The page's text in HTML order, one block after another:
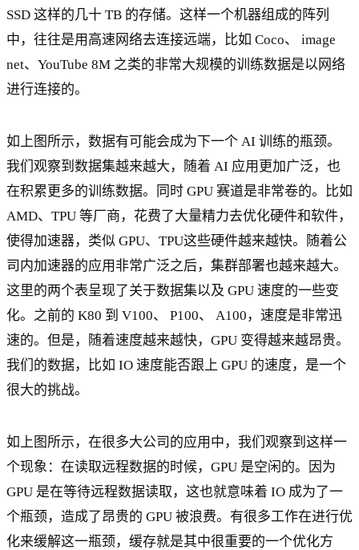
SSD 这样的几十 TB 的存储。这样一个机器组成的阵列
中，往往是用高速网络去连接远端，比如 Coco、 image
net、YouTube 8M 之类的非常大规模的训练数据是以网络
进行连接的。
如上图所示，数据有可能会成为下一个 AI 训练的瓶颈。
我们观察到数据集越来越大，随着 AI 应用更加广泛，也
在积累更多的训练数据。同时 GPU 赛道是非常卷的。比如
AMD、TPU 等厂商，花费了大量精力去优化硬件和软件，
使得加速器，类似 GPU、TPU这些硬件越来越快。随着公
司内加速器的应用非常广泛之后，集群部署也越来越大。
这里的两个表呈现了关于数据集以及 GPU 速度的一些变
化。之前的 K80 到 V100、 P100、 A100，速度是非常迅
速的。但是，随着速度越来越快，GPU 变得越来越昂贵。
我们的数据，比如 IO 速度能否跟上 GPU 的速度，是一个
很大的挑战。
如上图所示，在很多大公司的应用中，我们观察到这样一
个现象：在读取远程数据的时候，GPU 是空闲的。因为
GPU 是在等待远程数据读取，这也就意味着 IO 成为了一
个瓶颈，造成了昂贵的 GPU 被浪费。有很多工作在进行优
化来缓解这一瓶颈，缓存就是其中很重要的一个优化方